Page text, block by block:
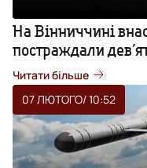
На Вінниччині
постраждали
Читати більше
07 ЛЮТОГО/ 10:52